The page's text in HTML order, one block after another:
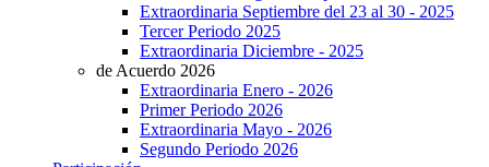
Extraordinaria Septiembre del 23 al 30 - 2025
Tercer Periodo 2025
Extraordinaria Diciembre - 2025
de Acuerdo 2026
Extraordinaria Enero - 2026
Primer Periodo 2026
Extraordinaria Mayo - 2026
Segundo Periodo 2026